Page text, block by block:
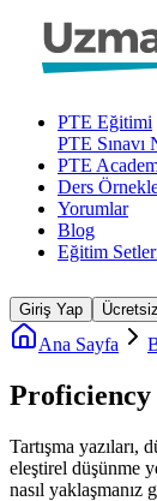
PTE Eğitimi
PTE Sınavı
PTE
Ders
Yorumlar
Blog
Eğitim
Giriş Yap
Ana Sayfa
Proficiency
Tartışma
eleştirel düşünme
nasıl yaklaşmanız